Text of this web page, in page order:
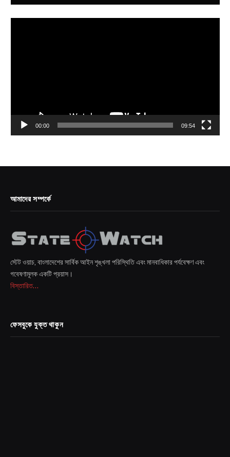
00:00 09:54
আমাদের সম্পর্কে
স্টেট ওয়াচ, বাংলাদেশের সার্বিক আইন শৃঙ্খলা পরিস্থিতি এবং মানবাধিকার পর্যবেক্ষণ এবং
গবেষণামূলক একটি প্রয়াস।
বিস্তারিত...
ফেসবুকে যুক্ত থাকুন